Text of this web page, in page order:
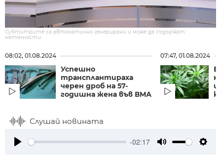
Субтитрите са автоматично генерирани и може да съдържат
неточности.
08:02, 01.08.2024
Успешно
трансплантираха
черен дроб на 57-
годишна жена във ВМА
07:47, 01.08.2024
и
Слушай новината
-02:17